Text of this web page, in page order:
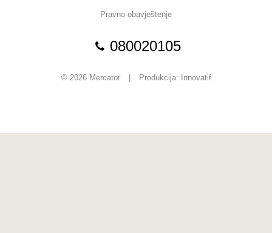
Pravno obavještenje
080020105
© 2026 Mercator Produkcija: Innovatif